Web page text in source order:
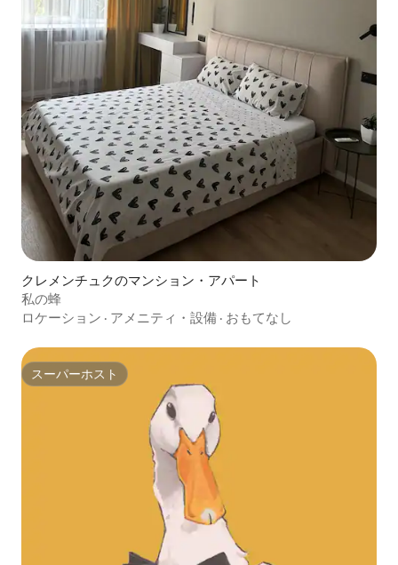
クレメンチュクのマンション・アパート
私の蜂
ロケーション · アメニティ・設備 · おもてなし
スーパーホスト
スーパーホスト